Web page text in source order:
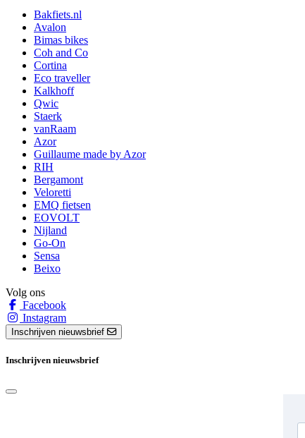
Bakfiets.nl
Avalon
Bimas bikes
Coh and Co
Cortina
Eco traveller
Kalkhoff
Qwic
Staerk
vanRaam
Azor
Guillaume made by Azor
RIH
Bergamont
Veloretti
EMQ fietsen
EOVOLT
Nijland
Go-On
Sensa
Beixo
Volg ons
Facebook
Instagram
Inschrijven nieuwsbrief
Inschrijven nieuwsbrief